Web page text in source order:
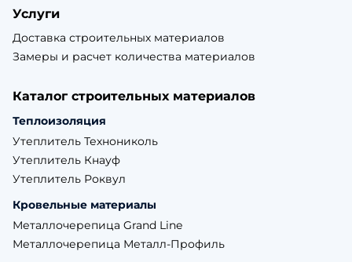
Услуги
Доставка строительных материалов
Замеры и расчет количества материалов
Каталог строительных материалов
Теплоизоляция
Утеплитель Технониколь
Утеплитель Кнауф
Утеплитель Роквул
Кровельные материалы
Металлочерепица Grand Line
Металлочерепица Металл-Профиль